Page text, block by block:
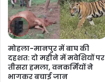
मोहला-मानपुर में बाघ की
दहशत: दो महीने में मवेशियों पर
तीसरा हमला, वनकर्मियों ने
भागकर बचाई जान